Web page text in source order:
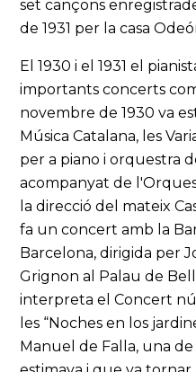
set cançons
de 1931 per la casa
El 1930 i el 1931 el
importants concerts
novembre de 1930 va
Música Catalana, les
per a piano i orquestra
acompanyat de
la direcció del mateix
fa un concert amb la
Barcelona, dirigida per
Grignon al Palau de
interpreta el Concert
les “Noches en los
Manuel de Falla, una